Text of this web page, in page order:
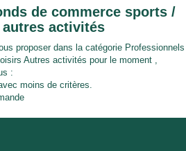
de commerce sports /
autres activités
proposer dans la catégorie Professionnels
Autres activités pour le moment ,
:
moins de critères.